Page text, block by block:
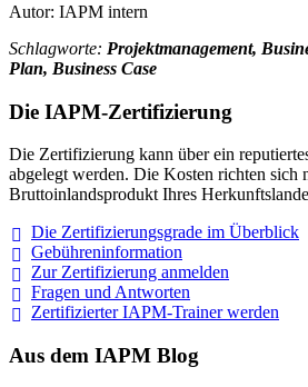
Autor: IAPM intern
Schlagworte: Projektmanagement,
Plan, Business Case
Die IAPM-Zertifizierung
Die Zertifizierung kann über ein
abgelegt werden. Die Kosten richten sich
Bruttoinlandsprodukt Ihres
Die Zertifizierungsgrade im Überblick
Gebühreninformation
Zur Zertifizierung anmelden
Fragen und Antworten
Zertifizierter IAPM-Trainerwerden
Aus dem IAPM Blog